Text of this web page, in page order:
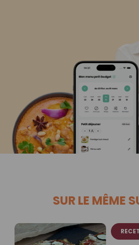
SUR LE MÊME